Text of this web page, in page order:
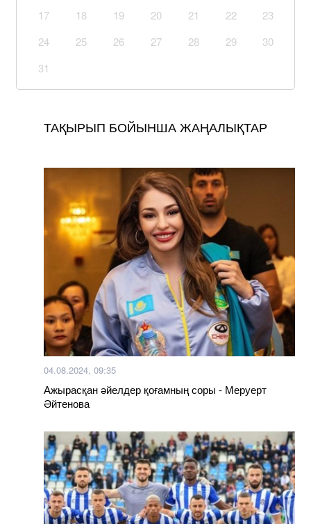
17
18 19 20 21 22
23
24
25 26 27 28 29
30
31
ТАҚЫРЫП БОЙЫНША ЖАҢАЛЫҚТАР
04.08.2024, 09:35
Ажырасқан әйелдер қоғамның соры - Меруерт
Әйтенова